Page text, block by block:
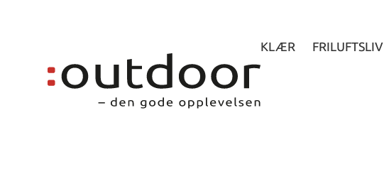
KLÆR FRILUFTSLIV